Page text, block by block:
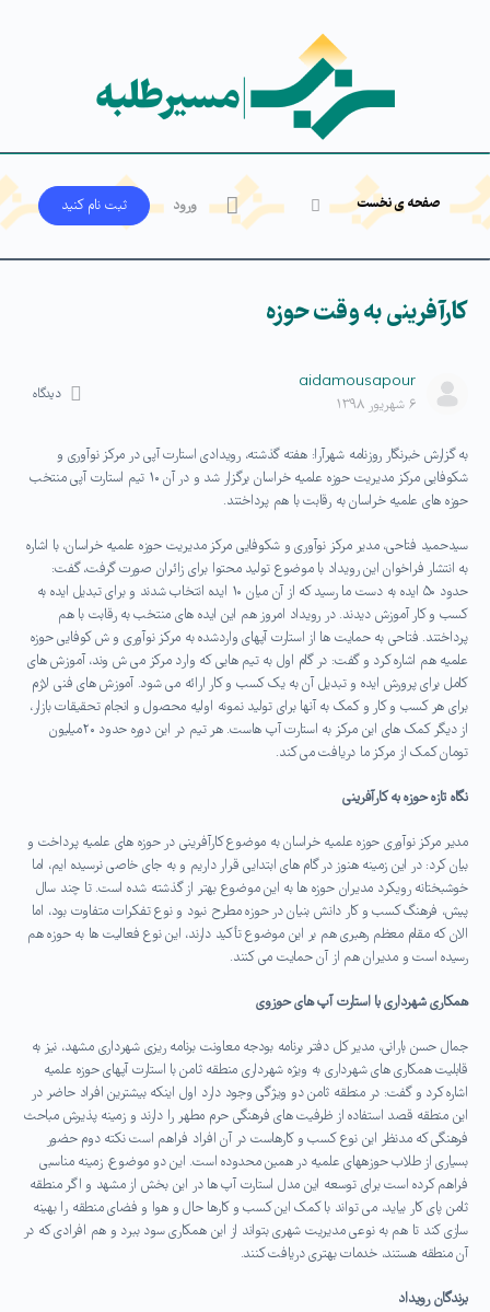
صفحه ی نخست ورود ثبت‌ نام کنید
کارآفرینی به وقت حوزه
aidamousapour
۶ شهریور ۱۳۹۸
دیدگاه
به گزارش خبرنگار روزنامه شهرآرا: هفته گذشته، رویدادی استارت آپی در مرکز نوآوری و
شکوفایی مرکز مدیریت حوزه علمیه خراسان برگزار شد و در آن ۱۰ تیم استارت آپی منتخب
حوزه های علمیه خراسان به رقابت با هم پرداختند.
سیدحمید فتاحی، مدیر مرکز نوآوری و شکوفایی مرکز مدیریت حوزه علمیه خراسان، با اشاره
به انتشار فراخوان این رویداد با موضوع تولید محتوا برای زائران صورت گرفت، گفت:
حدود ۵۰ ایده به دست ما رسید که از آن میان ۱۰ ایده انتخاب شدند و برای تبدیل ایده به
کسب و کار آموزش دیدند. در رویداد امروز هم این ایده های منتخب به رقابت با هم
پرداختند. فتاحی به حمایت ها از استارت آپهای واردشده به مرکز نوآوری و ش کوفایی حوزه
علمیه هم اشاره کرد و گفت: در گام اول به تیم هایی که وارد مرکز می ش وند، آموزش های
کامل برای پرورش ایده و تبدیل آن به یک کسب و کار ارائه می شود. آموزش های فنی لازم
برای هر کسب و کار و کمک به آنها برای تولید نمونه اولیه محصول و انجام تحقیقات بازار،
از دیگر کمک های این مرکز به استارت آپ هاست. هر تیم در این دوره حدود ۲۰میلیون
تومان کمک از مرکز ما دریافت می کند.
نگاه تازه حوزه به کارآفرینی
مدیر مرکز نوآوری حوزه علمیه خراسان به موضوع کارآفرینی در حوزه های علمیه پرداخت و
بیان کرد: در این زمینه هنوز در گام های ابتدایی قرار داریم و به جای خاصی نرسیده ایم، اما
خوشبختانه رویکرد مدیران حوزه ها به این موضوع بهتر از گذشته شده است. تا چند سال
پیش، فرهنگ کسب و کار دانش بنیان در حوزه مطرح نبود و نوع تفکرات متفاوت بود، اما
الان که مقام معظم رهبری هم بر این موضوع تأکید دارند، این نوع فعالیت ها به حوزه هم
رسیده است و مدیران هم از آن حمایت می کنند.
همکاری شهرداری با استارت آپهای حوزوی
جمال حسن بارانی، مدیر کل دفتر برنامه بودجه معاونت برنامه ریزی شهرداری مشهد، نیز به
قابلیت همکاری های شهرداری به ویژه شهرداری منطقه ثامن با استارت آپهای حوزه علمیه
اشاره کرد و گفت: در منطقه ثامن دو ویژگی وجود دارد اول اینکه بیشترین افراد حاضر در
این منطقه قصد استفاده از ظرفیت های فرهنگی حرم مطهر را دارند و زمینه پذیرش مباحث
فرهنگی که مدنظر این نوع کسب و کارهاست در آن افراد فراهم است نکته دوم حضور
بسیاری از طلاب حوزههای علمیه در همین محدوده است. این دو موضوع، زمینه مناسبی
فراهم کرده است برای توسعه این مدل استارت آپ ها در این بخش از مشهد و اگر منطقه
ثامن پای کار بیاید، می تواند با کمک این کسب و کارها حال و هوا و فضای منطقه را بهینه
سازی کند تا هم به نوعی مدیریت شهری بتواند از این همکاری سود ببرد و هم افرادی که در
آن منطقه هستند، خدمات بهتری دریافت کنند.
برندگان رویداد